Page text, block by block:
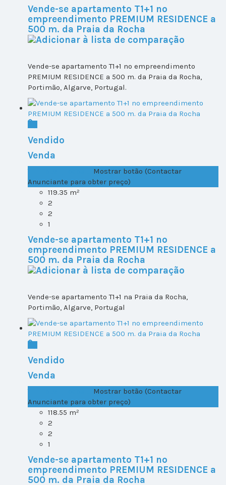
Vende-se apartamento T1+1 no
empreendimento PREMIUM RESIDENCE a
500 m. da Praia da Rocha
Vende-se apartamento T1+1 no empreendimento
PREMIUM RESIDENCE a 500 m. da Praia da Rocha,
Portimão, Algarve, Portugal.
Vendido
Venda
Mostrar botão (Contactar
Anunciante para obter preço)
119.35 m²
2
2
1
Vende-se apartamento T1+1 no
empreendimento PREMIUM RESIDENCE a
500 m. da Praia da Rocha
Vende-se apartamento T1+1 na Praia da Rocha,
Portimão, Algarve, Portugal
Vendido
Venda
Mostrar botão (Contactar
Anunciante para obter preço)
118.55 m²
2
2
1
Vende-se apartamento T1+1 no
empreendimento PREMIUM RESIDENCE a
500 m. da Praia da Rocha